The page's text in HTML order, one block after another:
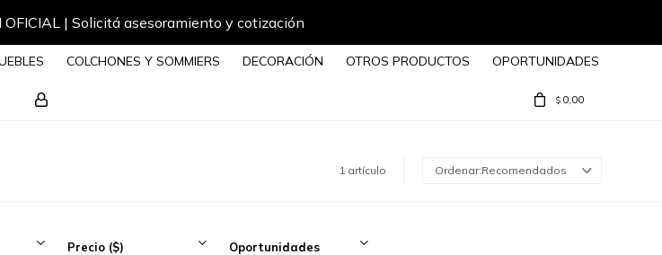
OFICIAL | Solicitá asesoramiento y cotización
COLCHONES Y SOMMIERS DECORACIÓN OTROS PRODUCTOS OPORTUNIDADES
$ 0,00
1 artículo Recomendados
Precio ($) Oportunidades